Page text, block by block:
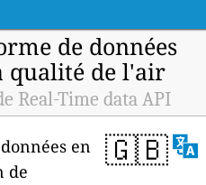
de données
qualité de l'air
Real-Time data API
🇬🇧
en
de